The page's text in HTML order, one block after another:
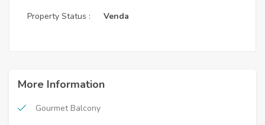
Property Status : Venda
More Information
Gourmet Balcony